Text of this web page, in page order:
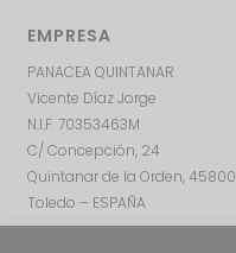
EMPRESA
PANACEA QUINTANAR
Vicente Díaz Jorge
N.I.F. 70353463M
C/ Concepción, 24
Quintanar de la Orden, 45800
Toledo – ESPAÑA